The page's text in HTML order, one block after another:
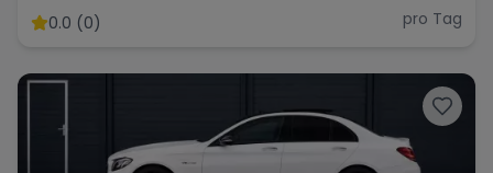
0.0 (0) pro Tag